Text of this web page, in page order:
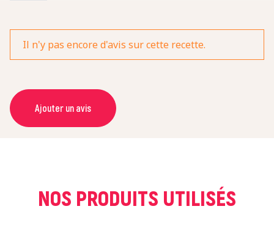
Il n'y pas encore d'avis sur cette recette.
Ajouter un avis
NOM *
NOS PRODUITS UTILISÉS